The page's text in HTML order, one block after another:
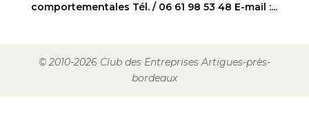
comportementales Tél. / 06 61 98 53 48 E-mail :...
© 2010-2026 Club des Entreprises Artigues-près-
bordeaux